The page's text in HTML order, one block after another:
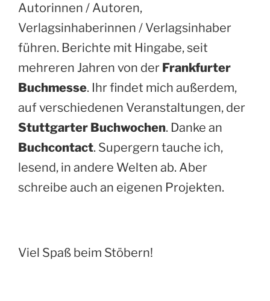
Autorinnen / Autoren,
Verlagsinhaberinnen / Verlagsinhaber
führen. Berichte mit Hingabe, seit
mehreren Jahren von der Frankfurter
Buchmesse. Ihr findet mich außerdem,
auf verschiedenen Veranstaltungen, der
Stuttgarter Buchwochen. Danke an
Buchcontact. Supergern tauche ich,
lesend, in andere Welten ab. Aber
schreibe auch an eigenen Projekten.
Viel Spaß beim Stöbern!